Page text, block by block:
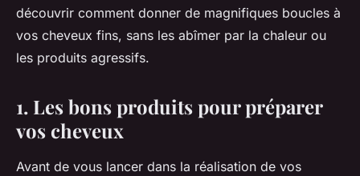
découvrir comment donner de magnifiques boucles à
vos cheveux fins, sans les abîmer par la chaleur ou
les produits agressifs.
1. Les bons produits pour préparer
vos cheveux
Avant de vous lancer dans la réalisation de vos